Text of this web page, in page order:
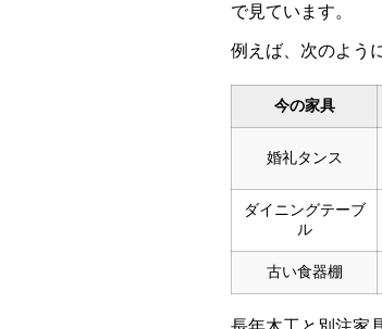
で見ています。
例えば、次のよう
今の家具
婚礼タンス
ダイニングテーブ
ル
古い食器棚